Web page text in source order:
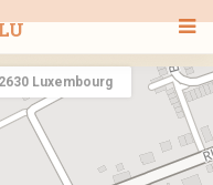
2630 Luxembourg